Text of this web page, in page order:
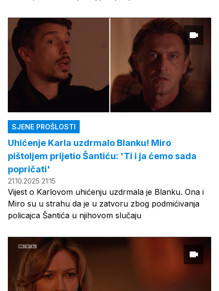
SJENE PROŠLOSTI
Uhićenje Karla uzdrmalo Blanku! Miro
pištoljem prijetio Šantiću: 'Ti i ja ćemo sada
popričati'
21.10.2025 21:15
Vijest o Karlovom uhićenju uzdrmala je Blanku. Ona i
Miro su u strahu da je u zatvoru zbog podmićivanja
policajca Šantića u njihovom slučaju